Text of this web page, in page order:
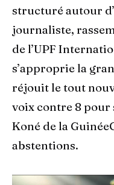
structuré autour
journaliste,
de l’UPF
s’approprie la
réjouit le tout
voix contre 8
Koné de la
abstentions.